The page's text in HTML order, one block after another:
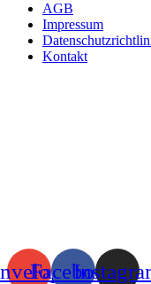
AGB
Impressum
Kontakt
Facebook